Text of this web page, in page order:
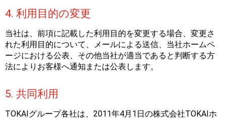
4. 利用目的の変更
当社は、前項に記載した利用目的を変更する場合、変更さ
れた利用目的について、メールによる送信、当社ホームペ
ージにおける公表、その他当社が適当であると判断する方
法によりお客様へ通知または公表します。
5. 共同利用
TOKAIグループ各社は、2011年4月1日の株式会社TOKAIホ